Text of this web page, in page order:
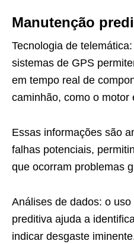
Manutenção
Tecnologia de
sistemas de GPS
em tempo real de
caminhão, como o motor
Essas informações são
falhas potenciais,
que ocorram problemas
Análises de dados: o
preditiva ajuda a
indicar desgaste